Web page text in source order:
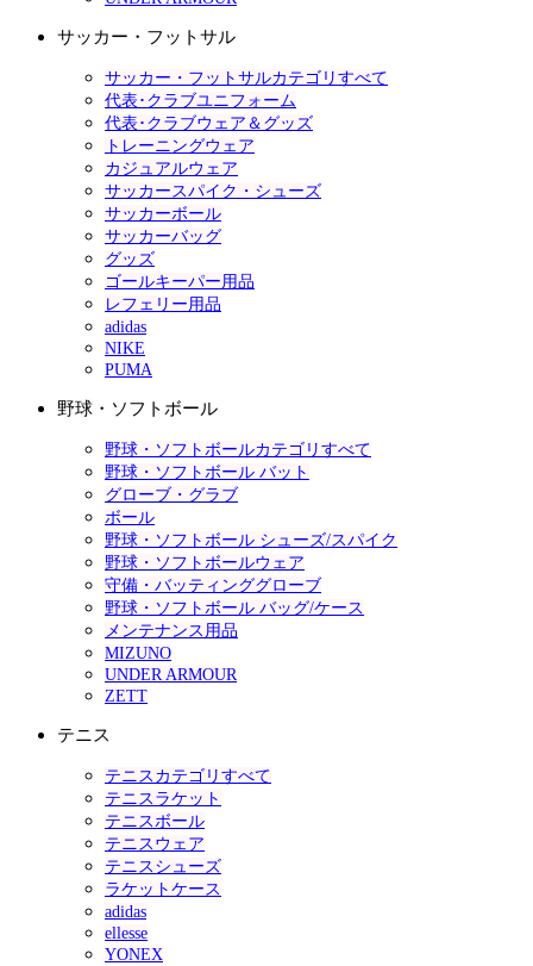
サッカー・フットサル
サッカー・フットサルカテゴリすべて
代表･クラブユニフォーム
代表･クラブウェア＆グッズ
トレーニングウェア
カジュアルウェア
サッカースパイク・シューズ
サッカーボール
サッカーバッグ
グッズ
ゴールキーパー用品
レフェリー用品
adidas
NIKE
PUMA
野球・ソフトボール
野球・ソフトボールカテゴリすべて
野球・ソフトボール バット
グローブ・グラブ
ボール
野球・ソフトボール シューズ/スパイク
野球・ソフトボールウェア
守備・バッティンググローブ
野球・ソフトボール バッグ/ケース
メンテナンス用品
MIZUNO
UNDER ARMOUR
ZETT
テニス
テニスカテゴリすべて
テニスラケット
テニスボール
テニスウェア
テニスシューズ
ラケットケース
adidas
ellesse
YONEX